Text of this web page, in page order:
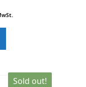
Sold out!